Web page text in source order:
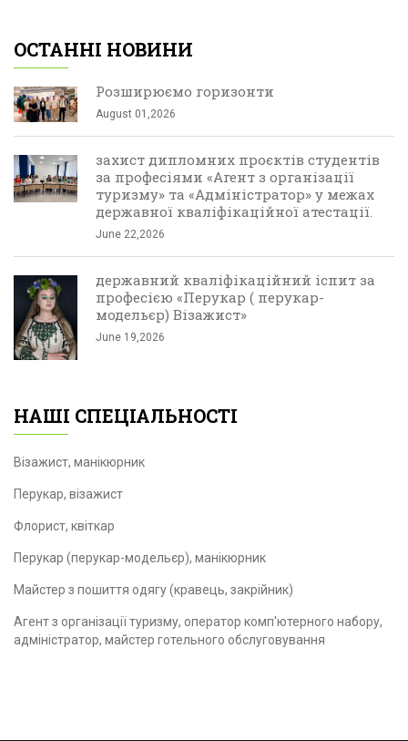
ОСТАННІ НОВИНИ
Розширюємо горизонти
August 01,2026
захист дипломних проєктів студентів
за професіями «Агент з організації
туризму» та «Адміністратор» у межах
державної кваліфікаційної атестації.
June 22,2026
державний кваліфікаційний іспит за
професією «Перукар ( перукар-
модельєр) Візажист»
June 19,2026
НАШІ СПЕЦІАЛЬНОСТІ
Візажист, манікюрник
Перукар, візажист
Флорист, квіткар
Перукар (перукар-модельєр), манікюрник
Майстер з пошиття одягу (кравець, закрійник)
Агент з організації туризму, оператор комп'ютерного набору,
адміністратор, майстер готельного обслуговування